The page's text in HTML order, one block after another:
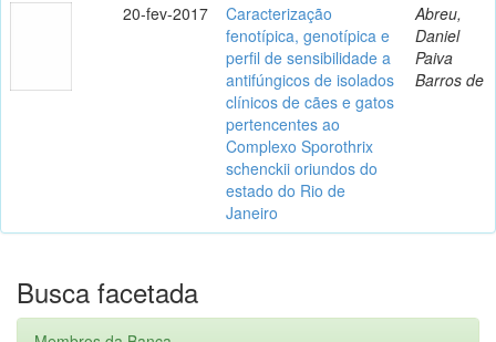
20-fev-2017
Caracterização
fenotípica, genotípica e
perfil de sensibilidade a
antifúngicos de isolados
clínicos de cães e gatos
pertencentes ao
Complexo Sporothrix
schenckii oriundos do
estado do Rio de
Janeiro
Abreu,
Daniel
Paiva
Barros de
Busca facetada